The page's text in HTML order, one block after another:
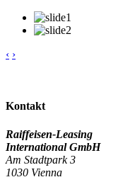
‹ ›
Kontakt
Raiffeisen-Leasing
International GmbH
Am Stadtpark 3
1030 Vienna